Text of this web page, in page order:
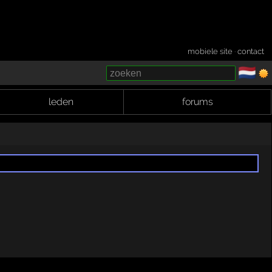
mobiele site ·contact
🇳🇱
leden forums